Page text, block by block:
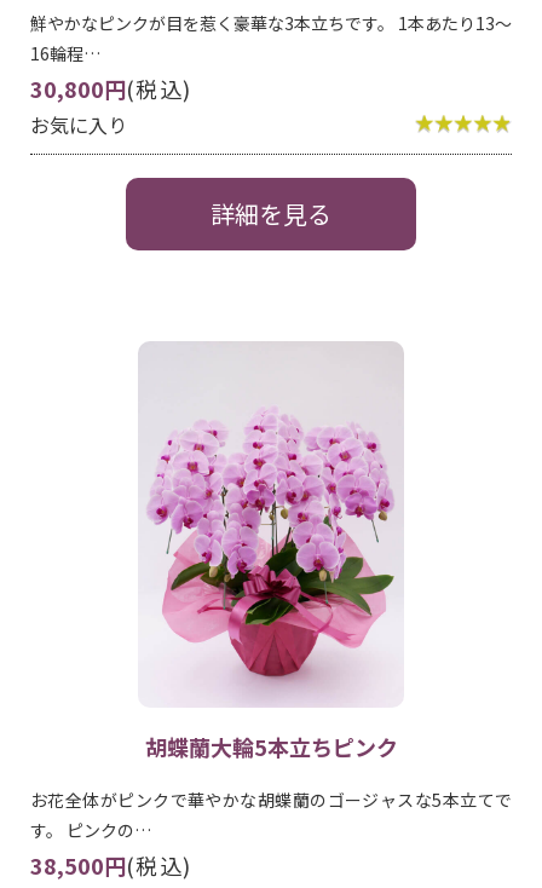
鮮やかなピンクが目を惹く豪華な3本立ちです。 1本あたり13～
16輪程…
30,800円(税込)
お気に入り
詳細を見る
胡蝶蘭大輪5本立ちピンク
お花全体がピンクで華やかな胡蝶蘭のゴージャスな5本立てで
す。 ピンクの…
38,500円(税込)